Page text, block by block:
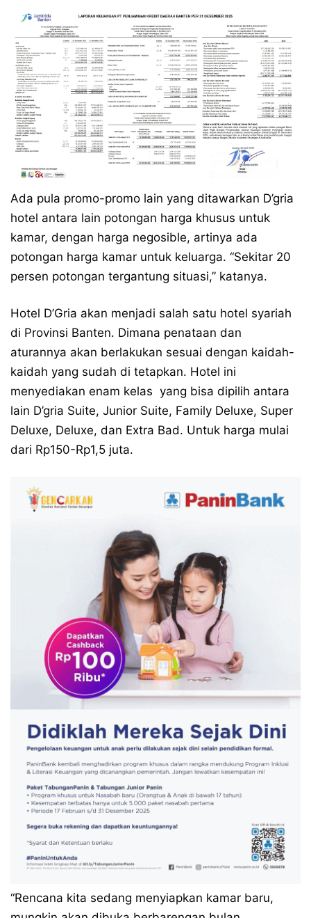
Ada pula promo-promo lain yang ditawarkan D’gria
hotel antara lain potongan harga khusus untuk
kamar, dengan harga negosible, artinya ada
potongan harga kamar untuk keluarga. “Sekitar 20
persen potongan tergantung situasi,” katanya.
Hotel D’Gria akan menjadi salah satu hotel syariah
di Provinsi Banten. Dimana penataan dan
aturannya akan berlakukan sesuai dengan kaidah-
kaidah yang sudah di tetapkan. Hotel ini
menyediakan enam kelas yang bisa dipilih antara
lain D’gria Suite, Junior Suite, Family Deluxe, Super
Deluxe, Deluxe, dan Extra Bad. Untuk harga mulai
dari Rp150-Rp1,5 juta.
“Rencana kita sedang menyiapkan kamar baru,